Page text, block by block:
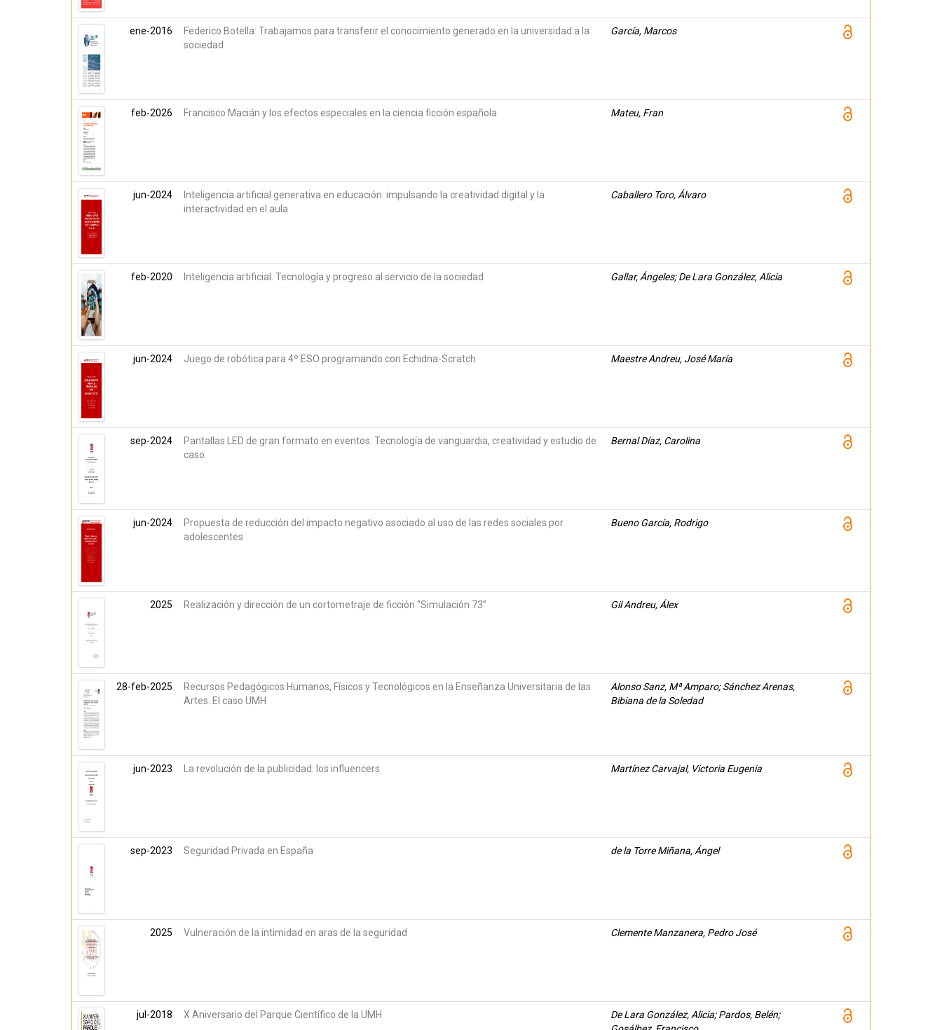
ene-2016
Federico Botella: Trabajamos para transferir el conocimiento generado en la universidad a la
sociedad
García, Marcos
feb-2026 Francisco Macián y los efectos especiales en la ciencia ficción española Mateu, Fran
jun-2024
Inteligencia artificial generativa en educación: impulsando la creatividad digital y la
interactividad en el aula
Caballero Toro, Álvaro
feb-2020 Inteligencia artificial. Tecnología y progreso al servicio de la sociedad Gallar, Ángeles; De Lara González, Alicia
jun-2024 Juego de robótica para 4º ESO programando con Echidna-Scratch Maestre Andreu, José María
sep-2024
Pantallas LED de gran formato en eventos: Tecnología de vanguardia, creatividad y estudio de
caso.
Bernal Díaz, Carolina
jun-2024
Propuesta de reducción del impacto negativo asociado al uso de las redes sociales por
adolescentes
Bueno García, Rodrigo
2025 Realización y dirección de un cortometraje de ficción “Simulación 73” Gil Andreu, Álex
28-feb-2025
Recursos Pedagógicos Humanos, Físicos y Tecnológicos en la Enseñanza Universitaria de las
Artes. El caso UMH
Alonso Sanz, Mª Amparo; Sánchez Arenas,
Bibiana de la Soledad
jun-2023 La revolución de la publicidad: los influencers Martínez Carvajal, Victoria Eugenia
sep-2023 Seguridad Privada en España de la Torre Miñana, Ángel
2025 Vulneración de la intimidad en aras de la seguridad Clemente Manzanera, Pedro José
jul-2018 X Aniversario del Parque Científico de la UMH
De Lara González, Alicia; Pardos, Belén;